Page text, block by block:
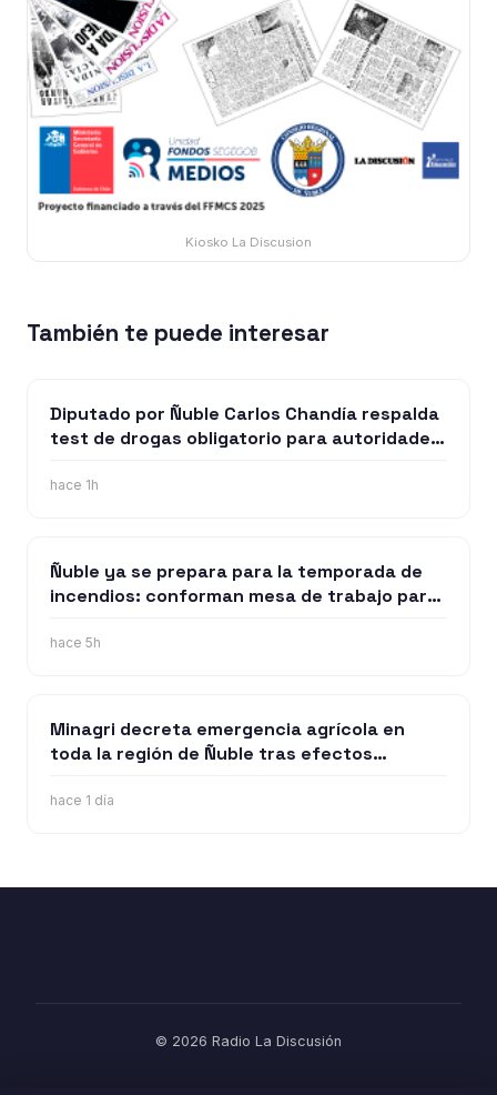
Kiosko La Discusion
También te puede interesar
Diputado por Ñuble Carlos Chandía respalda
test de drogas obligatorio para autoridades
hace 1h
Ñuble ya se prepara para la temporada de
incendios: conforman mesa de trabajo para
hace 5h
Minagri decreta emergencia agrícola en
toda la región de Ñuble tras efectos
hace 1 día
© 2026 Radio La Discusión